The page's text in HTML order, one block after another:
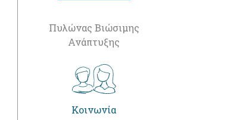
Πυλώνας Βιώσιμης
Ανάπτυξης
Κοινωνία